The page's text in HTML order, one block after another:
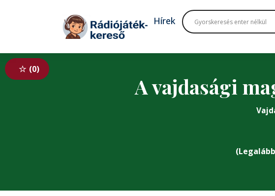
Tovább a tartalomhoz
Hírek
0
A vajdasági